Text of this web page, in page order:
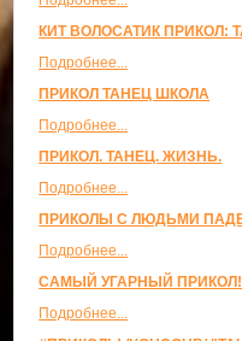
КИТ ВОЛОСАТИК ПРИКОЛ:
Подробнее...
ПРИКОЛ ТАНЕЦ ШКОЛА
Подробнее...
ПРИКОЛ. ТАНЕЦ. ЖИЗНЬ.
Подробнее...
ПРИКОЛЫ С ЛЮДЬМИ
Подробнее...
САМЫЙ УГАРНЫЙ ПРИКОЛ!
Подробнее...